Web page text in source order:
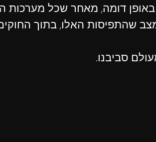
באופן דומה, מאחר שכל מערכות
מצב שהתפיסות האלו, בתוך
סביבנו.